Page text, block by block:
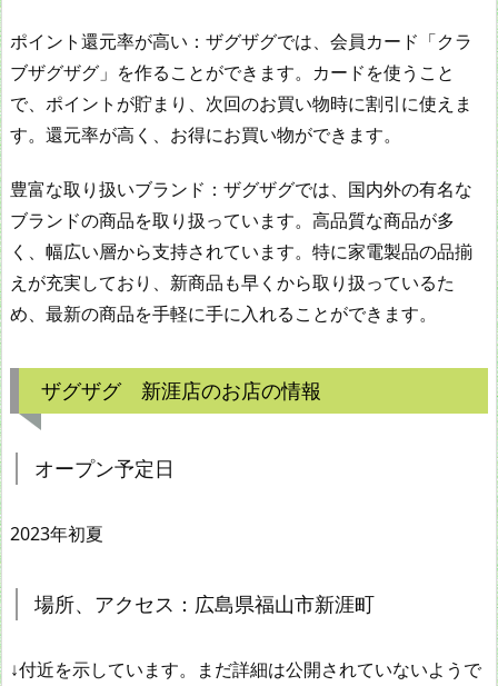
ポイント還元率が高い：ザグザグでは、会員カード「クラ
ブザグザグ」を作ることができます。カードを使うこと
で、ポイントが貯まり、次回のお買い物時に割引に使えま
す。還元率が高く、お得にお買い物ができます。
豊富な取り扱いブランド：ザグザグでは、国内外の有名な
ブランドの商品を取り扱っています。高品質な商品が多
く、幅広い層から支持されています。特に家電製品の品揃
えが充実しており、新商品も早くから取り扱っているた
め、最新の商品を手軽に手に入れることができます。
ザグザグ 新涯店のお店の情報
オープン予定日
2023年初夏
場所、アクセス：広島県福山市新涯町
↓付近を示しています。まだ詳細は公開されていないようで